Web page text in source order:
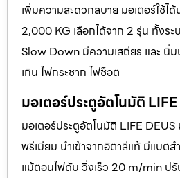
เพิ่มความสะดวกสบาย มอเตอร์ใช้
2,000 KG เลือกได้จาก 2 รุ่น ทั้งระ
Slow Down มีความเสถียร และ นิ่
เกิน ไฟกระชาก ไฟช็อต
มอเตอร์ประตูอัตโนมัติ
มอเตอร์ประตูอัตโนมัติ LIFE
พรีเมียม นำเข้าจากอิตาลีแท้ มีแบตส
แม้ตอนไฟดับ วิ่งเร็ว 20 m/min ปรั